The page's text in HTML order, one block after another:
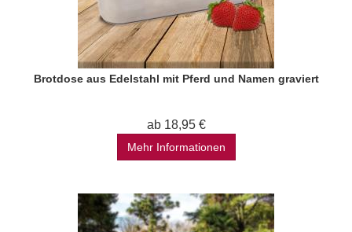
Brotdose aus Edelstahl mit Pferd und Namen graviert
ab 18,95 €
Mehr Informationen